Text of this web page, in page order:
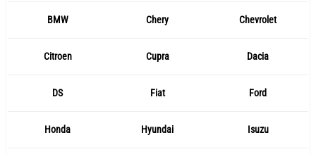
BMW Chery Chevrolet
Citroen Cupra Dacia
DS Fiat Ford
Honda Hyundai Isuzu